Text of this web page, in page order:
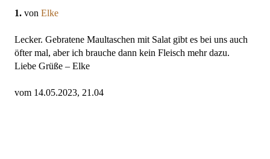
1. von Elke
Lecker. Gebratene Maultaschen mit Salat gibt es bei uns auch
öfter mal, aber ich brauche dann kein Fleisch mehr dazu.
Liebe Grüße – Elke
vom 14.05.2023, 21.04